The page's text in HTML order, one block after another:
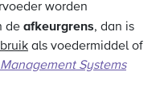
worden
de afkeurgrens, dan is
als voedermiddel of
Systems